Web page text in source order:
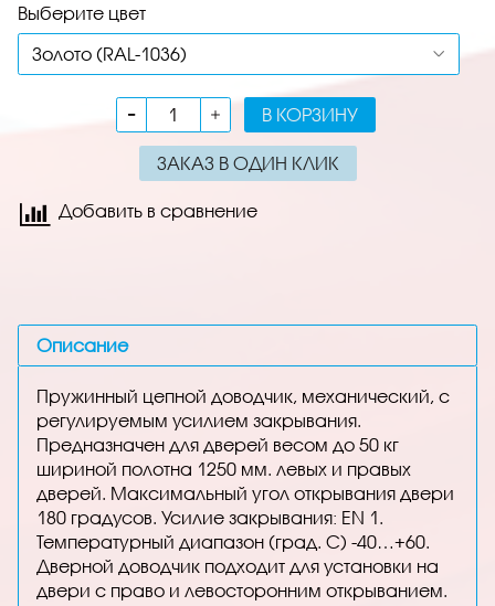
Выберите цвет
В КОРЗИНУ
ЗАКАЗ В ОДИН КЛИК
Добавить в сравнение
Описание
Пружинный цепной доводчик, механический, с
регулируемым усилием закрывания.
Предназначен для дверей весом до 50 кг
шириной полотна 1250 мм. левых и правых
дверей. Максимальный угол открывания двери
180 градусов. Усилие закрывания: EN 1.
Температурный диапазон (град. С) -40…+60.
Дверной доводчик подходит для установки на
двери с право и левосторонним открыванием.